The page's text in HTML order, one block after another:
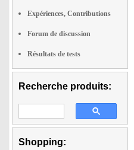
Expériences, Contributions
Forum de discussion
Résultats de tests
Recherche produits:
Shopping: